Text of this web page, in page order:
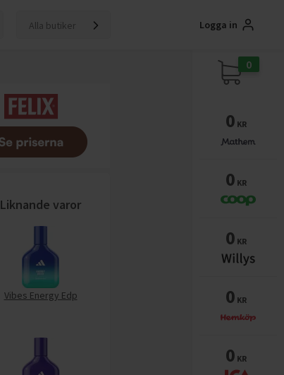
Alla butiker Logga in
Liknande varor
Vibes Energy Edp
0
0 KR
0 KR
0 KR
0 KR
0 KR